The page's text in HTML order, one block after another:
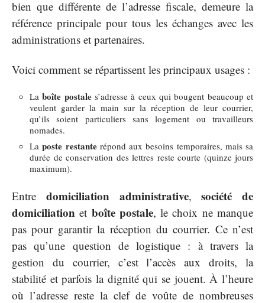
bien que différente de l’adresse fiscale, demeure la
référence principale pour tous les échanges avec les
administrations et partenaires.
Voici comment se répartissent les principaux usages :
Laboîte postales’adresse à ceux qui bougent beaucoup et
veulent garder la main sur la réception de leur courrier,
qu’ils soient particuliers sans logement ou travailleurs
nomades.
Laposte restanterépond aux besoins temporaires, mais sa
durée de conservation des lettres reste courte (quinze jours
maximum).
Entre domiciliation administrative,société de
domiciliation et boîte postale, le choix ne manque
pas pour garantir la réception du courrier. Ce n’est
pas qu’une question de logistique : à travers la
gestion du courrier, c’est l’accès aux droits, la
stabilité et parfois la dignité qui se jouent. À l’heure
où l’adresse reste la clef de voûte de nombreuses